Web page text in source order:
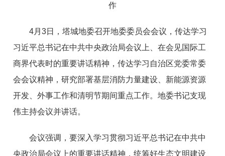
作
4月3日，塔城地委召开地委委员会会议，传达学习
习近平总书记在中共中央政治局会议上、在会见国际工
商界代表时的重要讲话精神，传达学习自治区党委常委
会会议精神，研究部署基层消防力量建设、新能源资源
开发、外事工作和清明节期间重点工作。地委书记支现
伟主持会议并讲话。
会议强调，要深入学习贯彻习近平总书记在中共中
央政治局会议上的重要讲话精神，统筹好生态文明建设